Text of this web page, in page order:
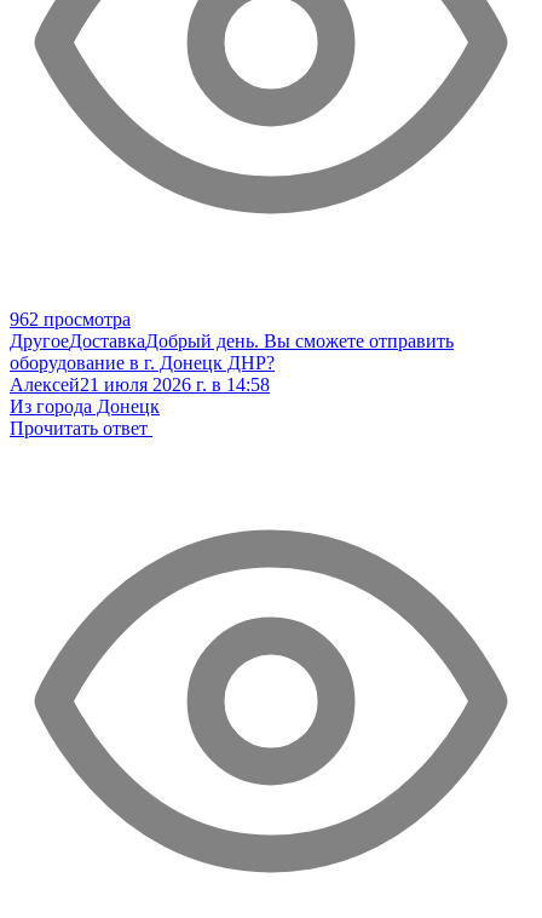
962 просмотра
ДругоеДоставкаДобрый день. Вы сможете отправить
оборудование в г. Донецк ДНР?
Алексей21 июля 2026 г. в 14:58
Из города Донецк
Прочитать ответ